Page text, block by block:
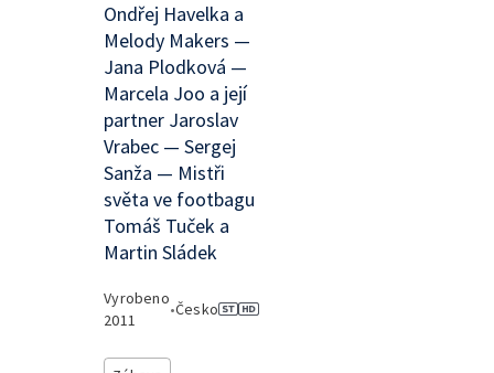
Ondřej Havelka a
Melody Makers —
Jana Plodková —
Marcela Joo a její
partner Jaroslav
Vrabec — Sergej
Sanža — Mistři
světa ve footbagu
Tomáš Tuček a
Martin Sládek
Vyrobeno
2011
•Česko